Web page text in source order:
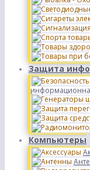
Защита
Компьютеры